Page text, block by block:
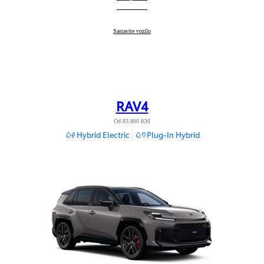
Toyota C-HR+:
Sastavite vozilo
RAV4
Od 83.800 KM
Hybrid Electric Plug-In Hybrid